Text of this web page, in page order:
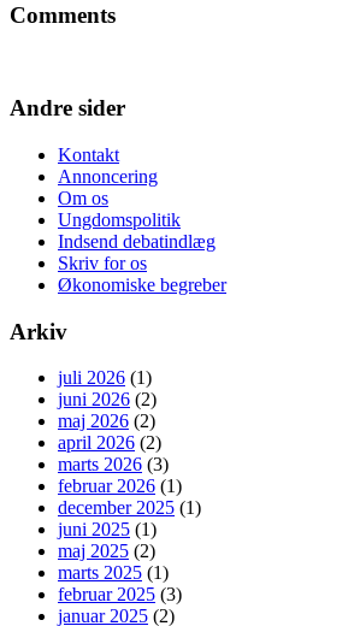
Comments
Andre sider
Kontakt
Annoncering
Om os
Ungdomspolitik
Indsend debatindlæg
Skriv for os
Økonomiske begreber
Arkiv
juli 2026 (1)
juni 2026 (2)
maj 2026 (2)
april 2026 (2)
marts 2026 (3)
februar 2026 (1)
december 2025 (1)
juni 2025 (1)
maj 2025 (2)
marts 2025 (1)
februar 2025 (3)
januar 2025 (2)